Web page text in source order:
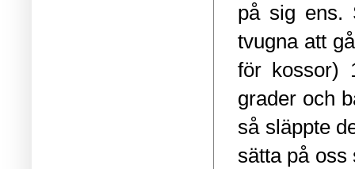
på sig ens.
tvugna att
för kossor)
grader och
så släppte
sätta på oss